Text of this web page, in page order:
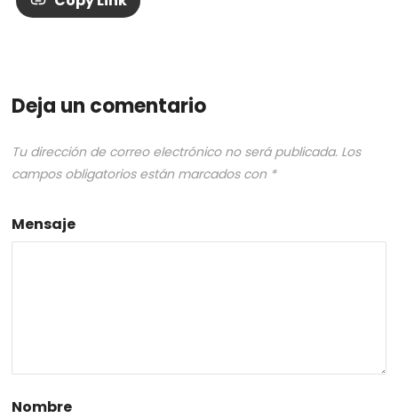
Deja un comentario
Tu dirección de correo electrónico no será publicada. Los
campos obligatorios están marcados con *
Mensaje
Nombre